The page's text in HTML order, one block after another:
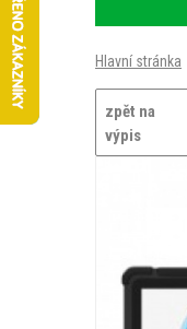
Hlavní stránka
zpět na
výpis